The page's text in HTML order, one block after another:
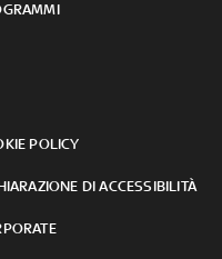
POLICY
DI ACCESSIBILITÀ